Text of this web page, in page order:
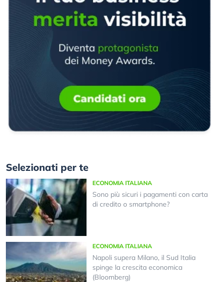
Selezionati per te
ECONOMIA ITALIANA
Sono più sicuri i pagamenti con carta
di credito o smartphone?
ECONOMIA ITALIANA
Napoli supera Milano, il Sud Italia
spinge la crescita economica
(Bloomberg)